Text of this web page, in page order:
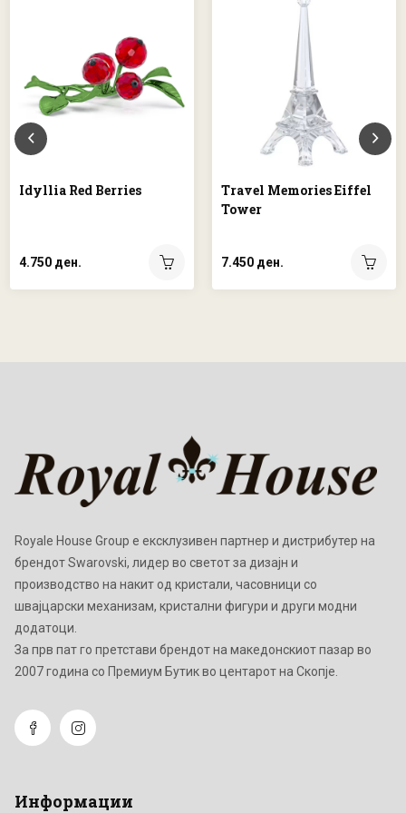
Idyllia Red Berries
4.750 ден.
Travel Memories Eiffel
Tower
7.450 ден.
Royale House Group е ексклузивен партнер и дистрибутер на
брендот Swarovski, лидер во светот за дизајн и
производство на накит од кристали, часовници со
швајцарски механизам, кристални фигури и други модни
додатоци.
Зa прв пат го претстави брендот на македонскиот пазар во
2007 година со Премиум Бутик во центарот на Скопје.
Информации